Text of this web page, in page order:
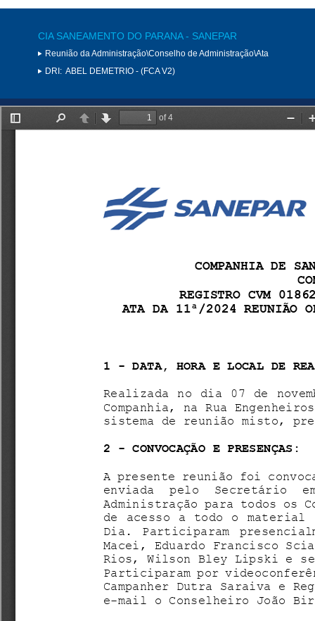
CIA SANEAMENTO DO PARANA - SANEPAR
Reunião da Administração\Conselho de Administração\Ata
DRI: ABEL DEMETRIO - (FCA V2)